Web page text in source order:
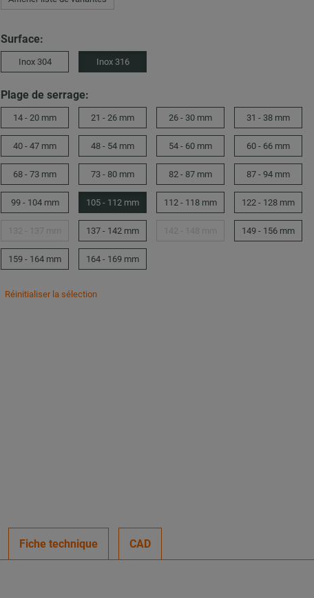
Surface:
Inox 304 Inox 316
Plage de serrage:
14 - 20 mm 21 - 26 mm 26 - 30 mm 31 - 38 mm
40 - 47 mm 48 - 54 mm 54 - 60 mm 60 - 66 mm
68 - 73 mm 73 - 80 mm 82 - 87 mm 87 - 94 mm
99 - 104 mm 105 - 112 mm 112 - 118 mm 122 - 128 mm
137 - 142 mm 149 - 156 mm
159 - 164 mm 164 - 169 mm
Réinitialiser la sélection
Fiche technique CAD